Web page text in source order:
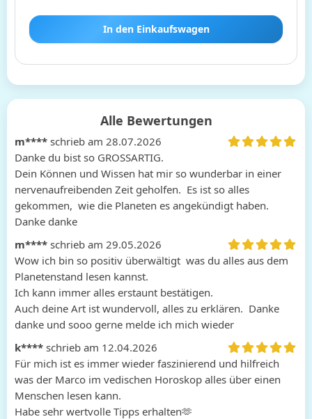
In den Einkaufswagen
Alle Bewertungen
m**** schrieb am 28.07.2026
Danke du bist so GROSSARTIG.
Dein Können und Wissen hat mir so wunderbar in einer
nervenaufreibenden Zeit geholfen.  Es ist so alles
gekommen,  wie die Planeten es angekündigt haben.
Danke danke
m**** schrieb am 29.05.2026
Wow ich bin so positiv überwältigt  was du alles aus dem
Planetenstand lesen kannst.
Ich kann immer alles erstaunt bestätigen.
Auch deine Art ist wundervoll, alles zu erklären.  Danke
danke und sooo gerne melde ich mich wieder
k**** schrieb am 12.04.2026
Für mich ist es immer wieder faszinierend und hilfreich
was der Marco im vedischen Horoskop alles über einen
Menschen lesen kann.
Habe sehr wertvolle Tipps erhalten🫶